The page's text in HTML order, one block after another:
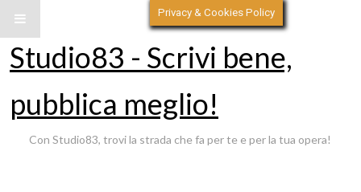
Studio83 - Scrivi bene,
pubblica meglio!
Con Studio83, trovi la strada che fa per te e per la tua opera!
Privacy & Cookies Policy